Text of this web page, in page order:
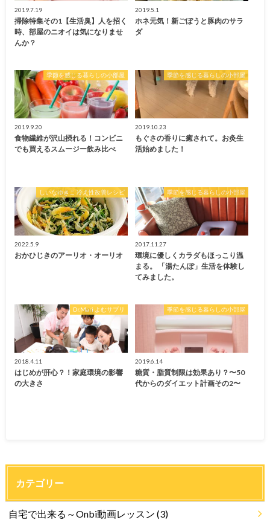
2019.7.19
掃除特集その1【生活臭】人を招く
時、部屋のニオイは気になりませ
んか？
2019.5.1
ホネ元気！新ごぼうと豚肉のサラ
ダ
季節を感じる暮らしの小部屋
2019.9.20
食物繊維が沢山摂れる！コンビニ
でも買えるスムージー飲み比べ
季節を感じる暮らしの小部屋
2019.10.23
もぐさの香りに癒されて。お灸生
活始めました！
しいなゆきこ 冷え性改善レシピ
2022.5.9
おかひじきのアーリオ・オーリオ
季節を感じる暮らしの小部屋
2017.11.27
環境に優しくカラダもほっこり温
まる。 「湯たんぽ」生活を体験し
てみました。
Dr.Mari よむサプリ
2018.4.11
はじめが肝心？！家庭環境の影響
の大きさ
季節を感じる暮らしの小部屋
2019.6.14
糖質・脂質制限は効果あり？〜50
代からのダイエット計画その2〜
カテゴリー
自宅で出来る～Onbi動画レッスン (3)